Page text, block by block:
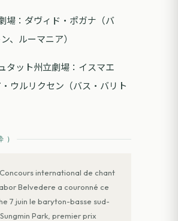
場：ダヴィド・ポガナ（バ
、ルーマニア）
タット州立劇場：イスマエ
ウルリクセン（バス・バリト
）
international de chant
Belvedere a couronné ce
7 juin le baryton-basse sud-
Park, premier prix